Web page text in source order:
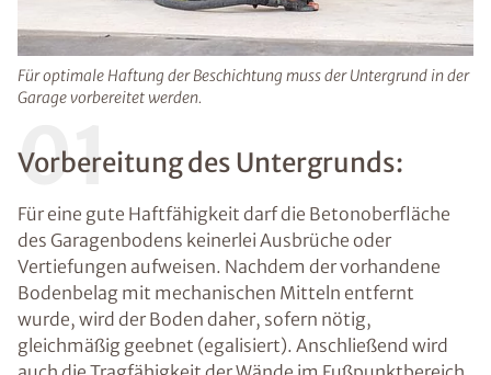
Für optimale Haftung der Beschichtung muss der Untergrund in der
Garage vorbereitet werden.
01
Vorbereitung des Untergrunds:
Für eine gute Haftfähigkeit darf die Betonoberfläche
des Garagenbodens keinerlei Ausbrüche oder
Vertiefungen aufweisen. Nachdem der vorhandene
Bodenbelag mit mechanischen Mitteln entfernt
wurde, wird der Boden daher, sofern nötig,
gleichmäßig geebnet (egalisiert). Anschließend wird